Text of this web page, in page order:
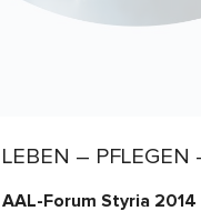
LEBEN –
AAL-Forum Styria